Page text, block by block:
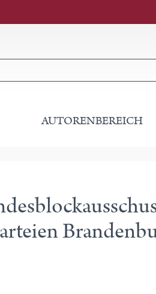
AUTORENBEREICH